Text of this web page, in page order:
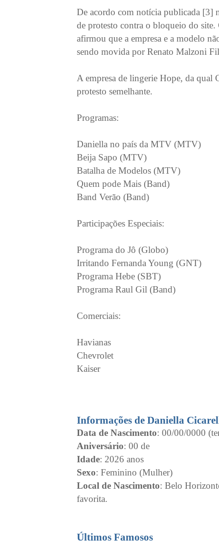
De acordo com notícia publicada [3]
de protesto contra o bloqueio do
afirmou que a empresa e a modelo
sendo movida por Renato Malzoni
A empresa de lingerie Hope, da qual
protesto semelhante.
Programas:
Daniella no país da MTV (MTV)
Beija Sapo (MTV)
Batalha de Modelos (MTV)
Quem pode Mais (Band)
Band Verão (Band)
Participações Especiais:
Programa do Jô (Globo)
Irritando Fernanda Young (GNT)
Programa Hebe (SBT)
Programa Raul Gil (Band)
Comerciais:
Havianas
Chevrolet
Kaiser
Informações de Daniella
Data de Nascimento: 00/00/0000
Aniversário: 00 de
Idade: 2026 anos
Sexo: Feminino (Mulher)
Local de Nascimento: Belo
favorita.
Últimos Famosos